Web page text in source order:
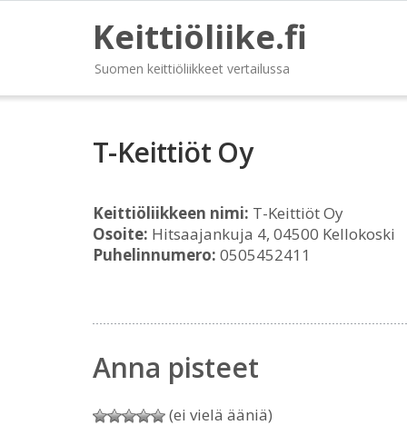
Keittiöliike.fi
Suomen keittiöliikkeet vertailussa
T-Keittiöt Oy
Keittiöliikkeen nimi: T-Keittiöt Oy
Osoite: Hitsaajankuja 4, 04500 Kellokoski
Puhelinnumero: 0505452411
Anna pisteet
(ei vielä ääniä)